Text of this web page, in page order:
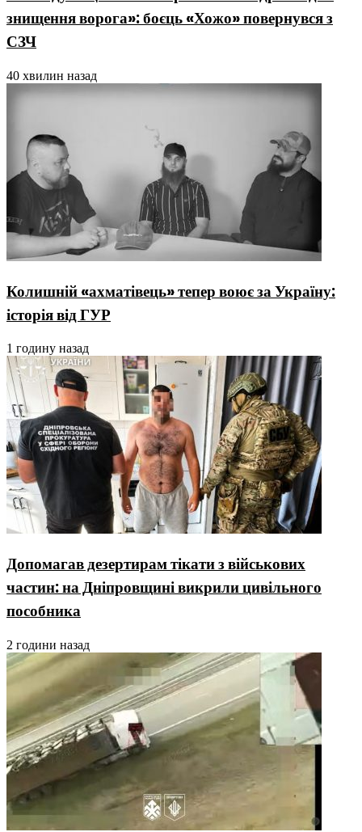
знищення ворога»: боєць «Хожо» повернувся з
СЗЧ
40 хвилин назад
Колишній «ахматівець» тепер воює за Україну:
історія від ГУР
1 годину назад
Допомагав дезертирам тікати з військових
частин: на Дніпровщині викрили цивільного
пособника
2 години назад